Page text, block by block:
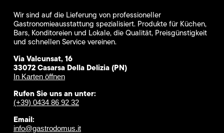
Wir sind auf die Lieferung von professioneller
Gastronomieausstattung spezialisiert. Produkte für Küchen,
Bars, Konditoreien und Lokale, die Qualität, Preisgünstigkeit
und schnellen Service vereinen.
Via Valcunsat, 16
33072 Casarsa Della Delizia (PN)
In Karten öffnen
Rufen Sie uns an unter:
(+39) 0434 86 92 32
Email:
info@gastrodomus.it